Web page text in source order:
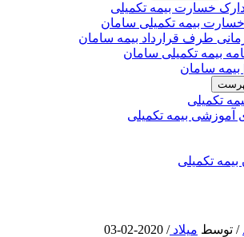
خسارت بیمه تکمیلی
خسارت بیمه تکمیلی سامان
طرف قرارداد بیمه سامان
بیمه تکمیلی سامان
بیمه سامان
تکمیلی
آموزشی بیمه تکمیلی
تکمیلی
/ توسط میلاد/
2020-02-03